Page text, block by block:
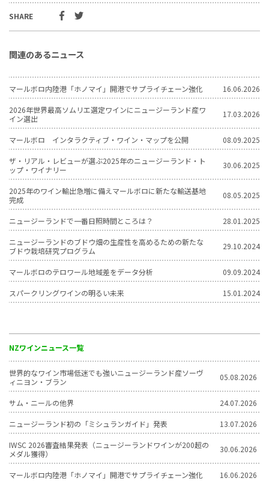
NZワインニュース一覧
世界的なワイン市場低迷でも強いニュージーランド産ソーヴ
ィニヨン・ブラン
05.08.2026
サム・ニールの他界 24.07.2026
ニュージーランド初の「ミシュランガイド」発表 13.07.2026
IWSC 2026審査結果発表（ニュージーランドワインが200超の
メダル獲得）
30.06.2026
マールボロ内陸港「ホノマイ」開港でサプライチェーン強化 16.06.2026
SHARE
関連のあるニュース
マールボロ内陸港「ホノマイ」開港でサプライチェーン強化 16.06.2026
2026年世界最高ソムリエ選定ワインにニュージーランド産ワ
イン選出
17.03.2026
マールボロ インタラクティブ・ワイン・マップを公開 08.09.2025
ザ・リアル・レビューが選ぶ2025年のニュージーランド・ト
ップ・ワイナリー
30.06.2025
2025年のワイン輸出急増に備えマールボロに新たな輸送基地
完成
08.05.2025
ニュージーランドで一番日照時間ところは？ 28.01.2025
ニュージーランドのブドウ畑の生産性を高めるための新たな
ブドウ栽培研究プログラム
29.10.2024
マールボロのテロワール地域差をデータ分析 09.09.2024
スパークリングワインの明るい未来 15.01.2024